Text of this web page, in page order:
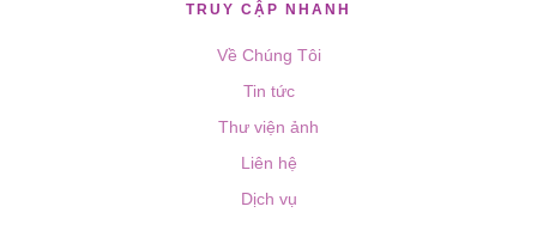
TRUY CẬP NHANH
Về Chúng Tôi
Tin tức
Thư viện ảnh
Liên hệ
Dịch vụ